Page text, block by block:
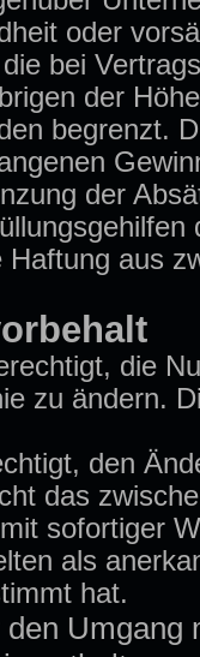
oder
bei
der
begrenzt.
der
aus
die
zu ändern.
den
das
sofortiger
als
hat.